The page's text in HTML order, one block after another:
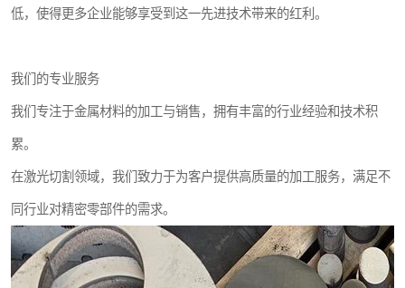
低，使得更多企业能够享受到这一先进技术带来的红利。
我们的专业服务
我们专注于金属材料的加工与销售，拥有丰富的行业经验和技术积
累。
在激光切割领域，我们致力于为客户提供高质量的加工服务，满足不
同行业对精密零部件的需求。